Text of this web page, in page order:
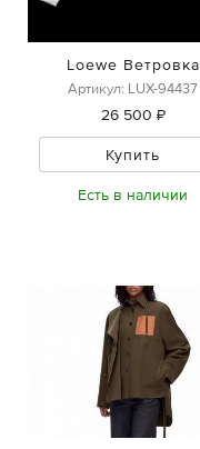
Loewe Ветровка
Артикул: LUX-94437
26 500 ₽
Купить
Есть в наличии